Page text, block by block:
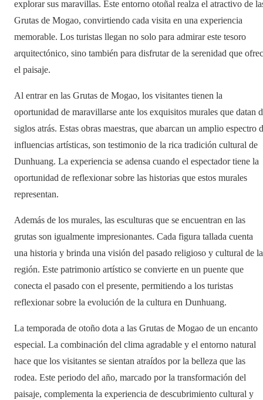
explorar sus maravillas. Este entorno otoñal realza el atractivo de
Grutas de Mogao, convirtiendo cada visita en una experiencia
memorable. Los turistas llegan no solo para admirar este tesoro
arquitectónico, sino también para disfrutar de la serenidad que
el paisaje.
Al entrar en las Grutas de Mogao, los visitantes tienen la
oportunidad de maravillarse ante los exquisitos murales que datan
siglos atrás. Estas obras maestras, que abarcan un amplio espectro
influencias artísticas, son testimonio de la rica tradición cultural de
Dunhuang. La experiencia se adensa cuando el espectador tiene la
oportunidad de reflexionar sobre las historias que estos murales
representan.
Además de los murales, las esculturas que se encuentran en las
grutas son igualmente impresionantes. Cada figura tallada cuenta
una historia y brinda una visión del pasado religioso y cultural de la
región. Este patrimonio artístico se convierte en un puente que
conecta el pasado con el presente, permitiendo a los turistas
reflexionar sobre la evolución de la cultura en Dunhuang.
La temporada de otoño dota a las Grutas de Mogao de un encanto
especial. La combinación del clima agradable y el entorno natural
hace que los visitantes se sientan atraídos por la belleza que las
rodea. Este periodo del año, marcado por la transformación del
paisaje, complementa la experiencia de descubrimiento cultural y